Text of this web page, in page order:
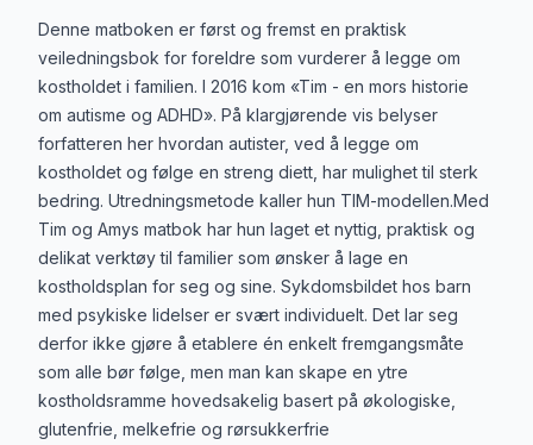
Produktbeskrivelse
Denne matboken er først og fremst en praktisk
veiledningsbok for foreldre som vurderer å legge om
kostholdet i familien. I 2016 kom «Tim - en mors historie
om autisme og ADHD». På klargjørende vis belyser
forfatteren her hvordan autister, ved å legge om
kostholdet og følge en streng diett, har mulighet til sterk
bedring. Utredningsmetode kaller hun TIM-modellen.Med
Tim og Amys matbok har hun laget et nyttig, praktisk og
delikat verktøy til familier som ønsker å lage en
kostholdsplan for seg og sine. Sykdomsbildet hos barn
med psykiske lidelser er svært individuelt. Det lar seg
derfor ikke gjøre å etablere én enkelt fremgangsmåte
som alle bør følge, men man kan skape en ytre
kostholdsramme hovedsakelig basert på økologiske,
glutenfrie, melkefrie og rørsukkerfrie